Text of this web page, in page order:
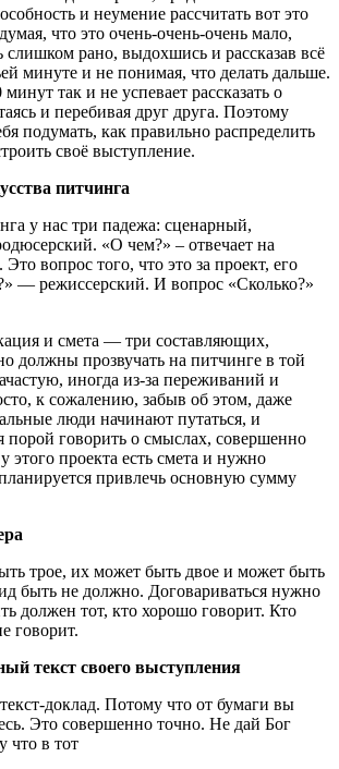
и неумение рассчитать вот это
что это очень-очень-очень мало,
слишком рано, выдохшись и рассказав всё
минуте и не понимая, что делать дальше.
так и не успевает рассказать о
и перебивая друг друга. Поэтому
подумать, как правильно распределить
своё выступление.
питчинга
у нас три падежа: сценарный,
«О чем?» – отвечает на
вопрос того, что это за проект, его
— режиссерский. И вопрос «Сколько?»
и смета — три составляющих,
должны прозвучать на питчинге в той
иногда из-за переживаний и
к сожалению, забыв об этом, даже
люди начинают путаться, и
порой говорить о смыслах, совершенно
этого проекта есть смета и нужно
привлечь основную сумму
трое, их может быть двое и может быть
быть не должно. Договариваться нужно
должен тот, кто хорошо говорит. Кто
говорит.
текст своего выступления
доклад. Потому что от бумаги вы
Это совершенно точно. Не дай Бог
что в тот